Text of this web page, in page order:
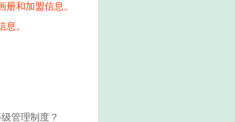
和加盟信息。
。
管理制度？